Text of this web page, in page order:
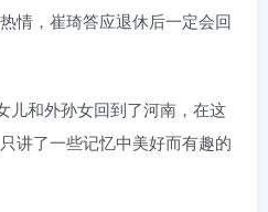
情，崔琦答应退休后一定会回
儿和外孙女回到了河南，在这
讲了一些记忆中美好而有趣的